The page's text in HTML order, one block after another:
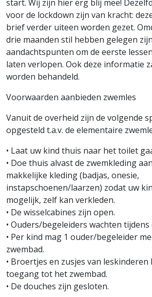
start. Wij zijn hier erg blij mee!
voor de lockdown zijn van kracht:
brief verder uiteen worden gezet.
drie maanden stil hebben gelegen
aandachtspunten om de eerste
laten verlopen. Ook deze informatie
worden behandeld.
Voorwaarden aanbieden zwemles
Vanuit de overheid zijn de volgende
opgesteld t.a.v. de elementaire
• Laat uw kind thuis naar het toilet
• Doe thuis alvast de zwemkleding
makkelijke kleding (badjas, onesie,
instapschoenen/laarzen) zodat uw
mogelijk, zelf kan verkleden.
• De wisselcabines zijn open.
• Ouders/begeleiders wachten tijdens
• Per kind mag 1 ouder/begeleider
zwembad.
• Broertjes en zusjes van leskinderen
toegang tot het zwembad.
• De douches zijn gesloten.